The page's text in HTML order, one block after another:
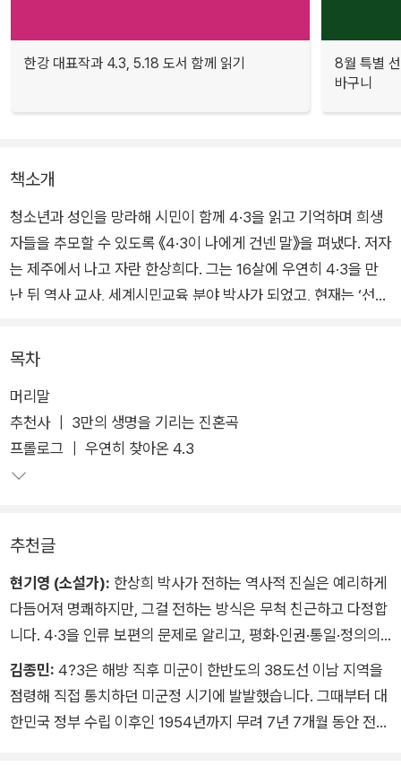
한강 대표작과 4.3, 5.18 도서 함께 읽기
8월 특별
바구니
책소개
청소년과 성인을 망라해 시민이 함께 4·3을 읽고 기억하며 희생
자들을 추모할 수 있도록 《4·3이 나에게 건넨 말》을 펴냈다. 저자
는 제주에서 나고 자란 한상희다. 그는 16살에 우연히 4·3을 만
난 뒤 역사 교사, 세계시민교육 분야 박사가 되었고, 현재는 ‘선
3은 세상을 바라보는 창이자 삶의 방향을 안내했던 이정표로서,
《4·3이 나에게 건넨 말》은 오랫동안 4·3을 알고, 기억하고, 나누
려는 그의 삶이 써 내려간 책이다.
여기서 ‘알고, 기억하고, 나눈다’의 뜻은 조금 특별하다. ‘안다’는
것은 75년 전 4·3이 일어났던 현장과 그것을 고스란히 겪은 사람
숙고한다는 뜻이며, ‘나눈다’는 것은 4·3이 준 교훈을 오늘에 가
져와 내일로 나아가게 하는 올바른 균형추로 삼는다는 뜻이다.
‘알고, 기억하고, 나눈다’는 4·3과 함께한 저자 내면의 성장과정
이기도 하고, 그 과정을 고스란히 담은 이 책의 구성이기도 하다.
책에는 4·3과 함께하는 세 분의 예술 작품이 담겼다. 그때를 겪은
사람들을 인터뷰해 4·3을 기록한 강요배 화백의 그림, 4·3 진상
목차
머리말
추천사 ｜ 3만의 생명을 기리는 진혼곡
프롤로그 ｜ 우연히 찾아온 4․3
추천글
현기영 (소설가): 한상희 박사가 전하는 역사적 진실은 예리하게
다듬어져 명쾌하지만, 그걸 전하는 방식은 무척 친근하고 다정합
니다. 4·3을 인류 보편의 문제로 알리고, 평화·인권·통일·정의의
가치를 진솔하게 실천해 온 저자에게 깊은 경의를 표합니다. 《4·
3이 나에게 건넨 말》의 ‘나’는 우리 모두입니다. 우리를 나누는 경
계와 울타리는 없습니다. 오직 4·3을 기억하는 형제, 세계시민일
김종민: 4?3은 해방 직후 미군이 한반도의 38도선 이남 지역을
점령해 직접 통치하던 미군정 시기에 발발했습니다. 그때부터 대
한민국 정부 수립 이후인 1954년까지 무려 7년 7개월 동안 전개